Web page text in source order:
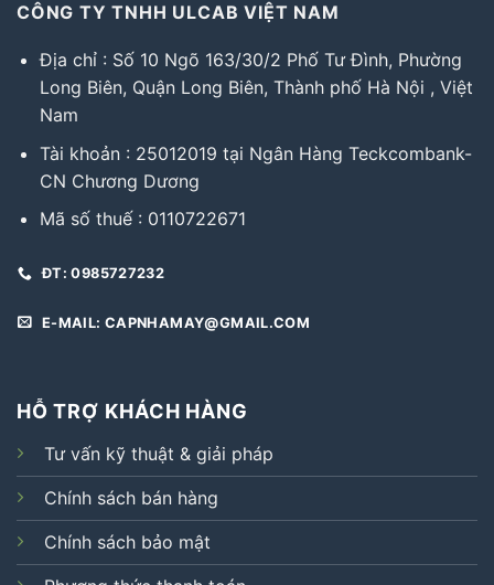
CÔNG TY TNHH ULCAB VIỆT NAM
Địa chỉ : Số 10 Ngõ 163/30/2 Phố Tư Đình, Phường
Long Biên, Quận Long Biên, Thành phố Hà Nội , Việt
Nam
Tài khoản : 25012019 tại Ngân Hàng Teckcombank-
CN Chương Dương
Mã số thuế : 0110722671
ĐT: 0985727232
E-MAIL: CAPNHAMAY@GMAIL.COM
HỖ TRỢ KHÁCH HÀNG
Tư vấn kỹ thuật & giải pháp
Chính sách bán hàng
Chính sách bảo mật